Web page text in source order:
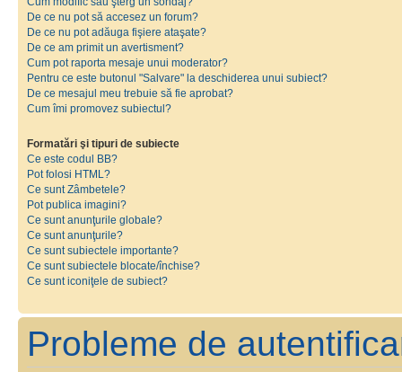
De ce nu pot să accesez un forum?
De ce nu pot adăuga fişiere ataşate?
De ce am primit un avertisment?
Cum pot raporta mesaje unui moderator?
Pentru ce este butonul "Salvare" la deschiderea unui subiect?
De ce mesajul meu trebuie să fie aprobat?
Cum îmi promovez subiectul?
Formatări şi tipuri de subiecte
Ce este codul BB?
Pot folosi HTML?
Ce sunt Zâmbetele?
Pot publica imagini?
Ce sunt anunţurile globale?
Ce sunt anunţurile?
Ce sunt subiectele importante?
Ce sunt subiectele blocate/închise?
Ce sunt iconiţele de subiect?
Probleme de